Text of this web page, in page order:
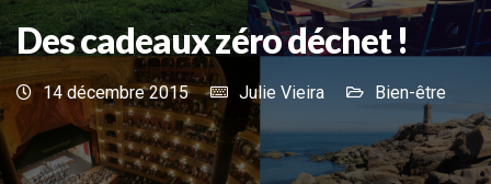
Des cadeaux zéro déchet !
14 décembre 2015 Julie Vieira Bien-être